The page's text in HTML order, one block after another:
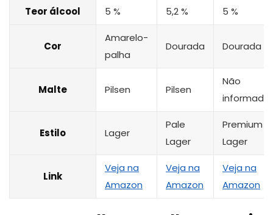
Teor álcool 5 % 5,2 % 5 %
Cor
Amarelo-
palha
Dourada Dourada
Malte Pilsen Pilsen
Não
informado
Estilo Lager
Pale
Lager
Premium
Lager
Link
Veja na
Amazon
Veja na
Amazon
Veja na
Amazon